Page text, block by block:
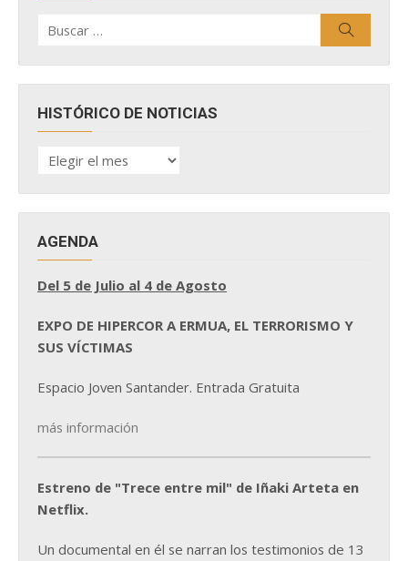
por:
HISTÓRICO DE NOTICIAS
HISTÓRICO
DE
AGENDA
Del 5 de Julio al 4 de Agosto
EXPO DE HIPERCOR A ERMUA, EL TERRORISMO Y
SUS VÍCTIMAS
Espacio Joven Santander. Entrada Gratuita
más información
Estreno de "Trece entre mil" de Iñaki Arteta en
Netflix.
Un documental en él se narran los testimonios de 13